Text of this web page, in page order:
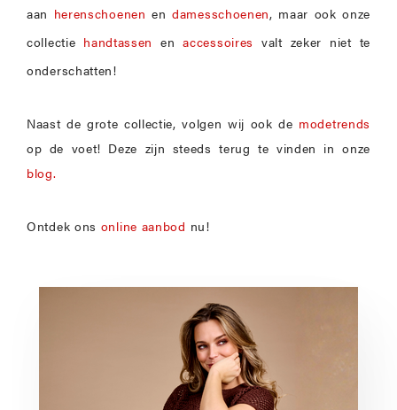
aan herenschoenen endamesschoenen, maar ook onze
collectie handtassen enaccessoires valt zeker niet te
onderschatten!
Naast de grote collectie, volgen wij ook de modetrends
op de voet! Deze zijn steeds terug te vinden in onze
blog.
Ontdek ons online aanbod nu!